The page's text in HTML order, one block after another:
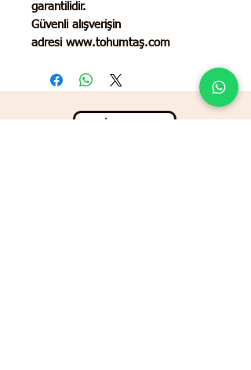
garantilidir.
Güvenli alışverişin
adresi www.tohumtaş.com